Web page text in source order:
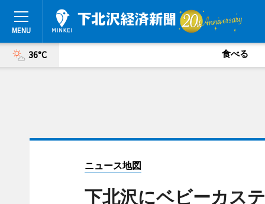
36°C 食べる
ニュース地図
下北沢にベビーカス